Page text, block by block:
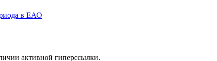
в ЕАО
активной гиперссылки.